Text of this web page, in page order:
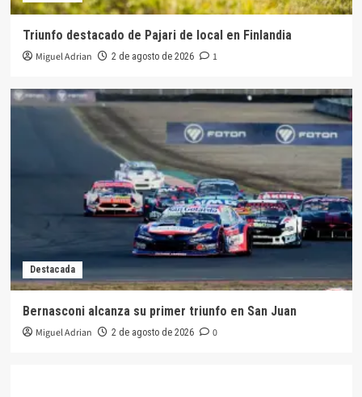
Triunfo destacado de Pajari de local en Finlandia
Miguel Adrian 2 de agosto de 2026 1
Destacada
Bernasconi alcanza su primer triunfo en San Juan
Miguel Adrian 2 de agosto de 2026 0